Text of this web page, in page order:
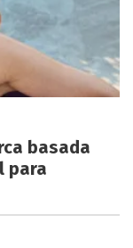
basada
para